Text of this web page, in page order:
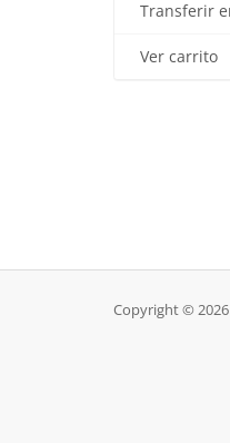
Transferir
Ver carrito
Copyright ©